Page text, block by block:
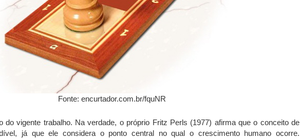
Fonte: encurtador.com.br/fquNR
do vigente trabalho. Na verdade, o próprio Fritz Perls (1977) afirma que o conceito de
já que ele considera o ponto central no qual o crescimento humano ocorre.